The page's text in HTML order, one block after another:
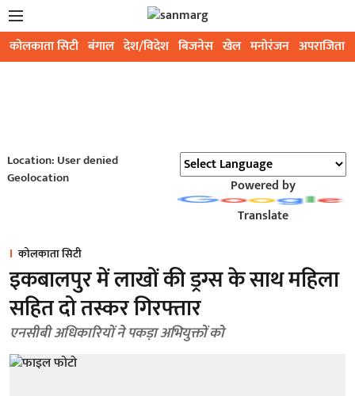
कोलकाता सिटी बंगाल देश/विदेश बिजनेस खेल मनोरंजन अपराजिता
Location: User denied
Geolocation
Powered by
Translate
कोलकाता सिटी
इकबालपुर में लाखों की ड्रग्स के साथ महिला
सहित दो तस्कर गिरफ्तार
एनसीबी अधिकारियों ने पकड़ा अभियुक्तों को